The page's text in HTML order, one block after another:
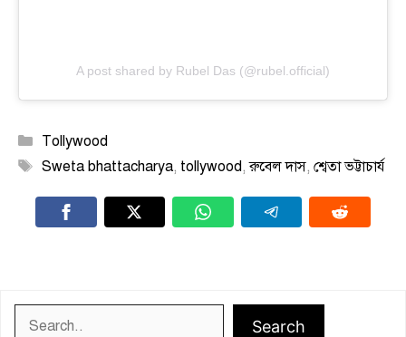
A post shared by Rubel Das (@rubel.official)
Categories
Tollywood
Tags
Sweta bhattacharya, tollywood,রুবেল দাস, শ্বেতা ভট্টাচার্য
Search